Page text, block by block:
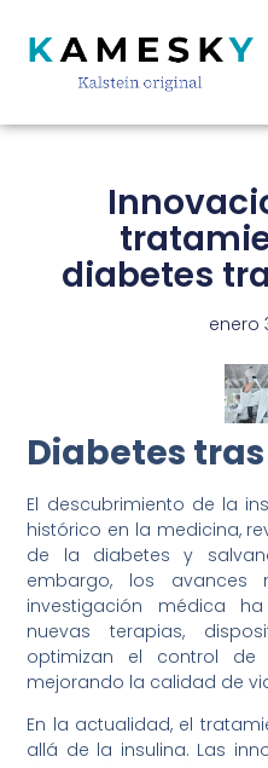
diabetes
enero
Diabetes
El descubrimiento de la
histórico en la medicina,
de la diabetes y
embargo, los avances
investigación médica
nuevas terapias,
optimizan el control de
mejorando la calidad de
En la actualidad, el
allá de la insulina. Las